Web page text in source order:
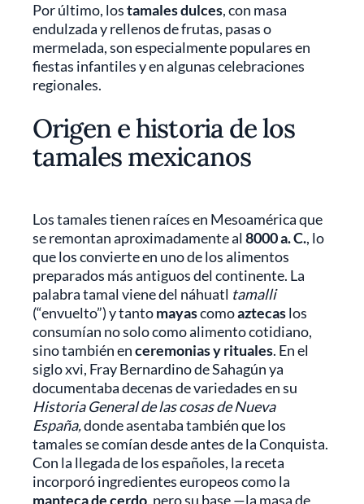
Por último, lostamales dulces, con masa
endulzada y rellenos de frutas, pasas o
mermelada, son especialmente populares en
fiestas infantiles y en algunas celebraciones
regionales.
Origen e historia de los
tamales mexicanos
Los tamales tienen raíces en Mesoamérica que
se remontan aproximadamente al 8000 a. C., lo
que los convierte en uno de los alimentos
preparados más antiguos del continente. La
palabra tamal viene del náhuatl tamalli
(“envuelto”) y tantomayascomoaztecaslos
consumían no solo como alimento cotidiano,
sino también enceremonias y rituales. En el
siglo xvi, Fray Bernardino de Sahagún ya
documentaba decenas de variedades en su
Historia General de las cosas de Nueva
España,donde asentaba también que los
tamales se comían desde antes de la Conquista.
Con la llegada de los españoles, la receta
incorporó ingredientes europeos como la
manteca de cerdo, pero su base —la masa de